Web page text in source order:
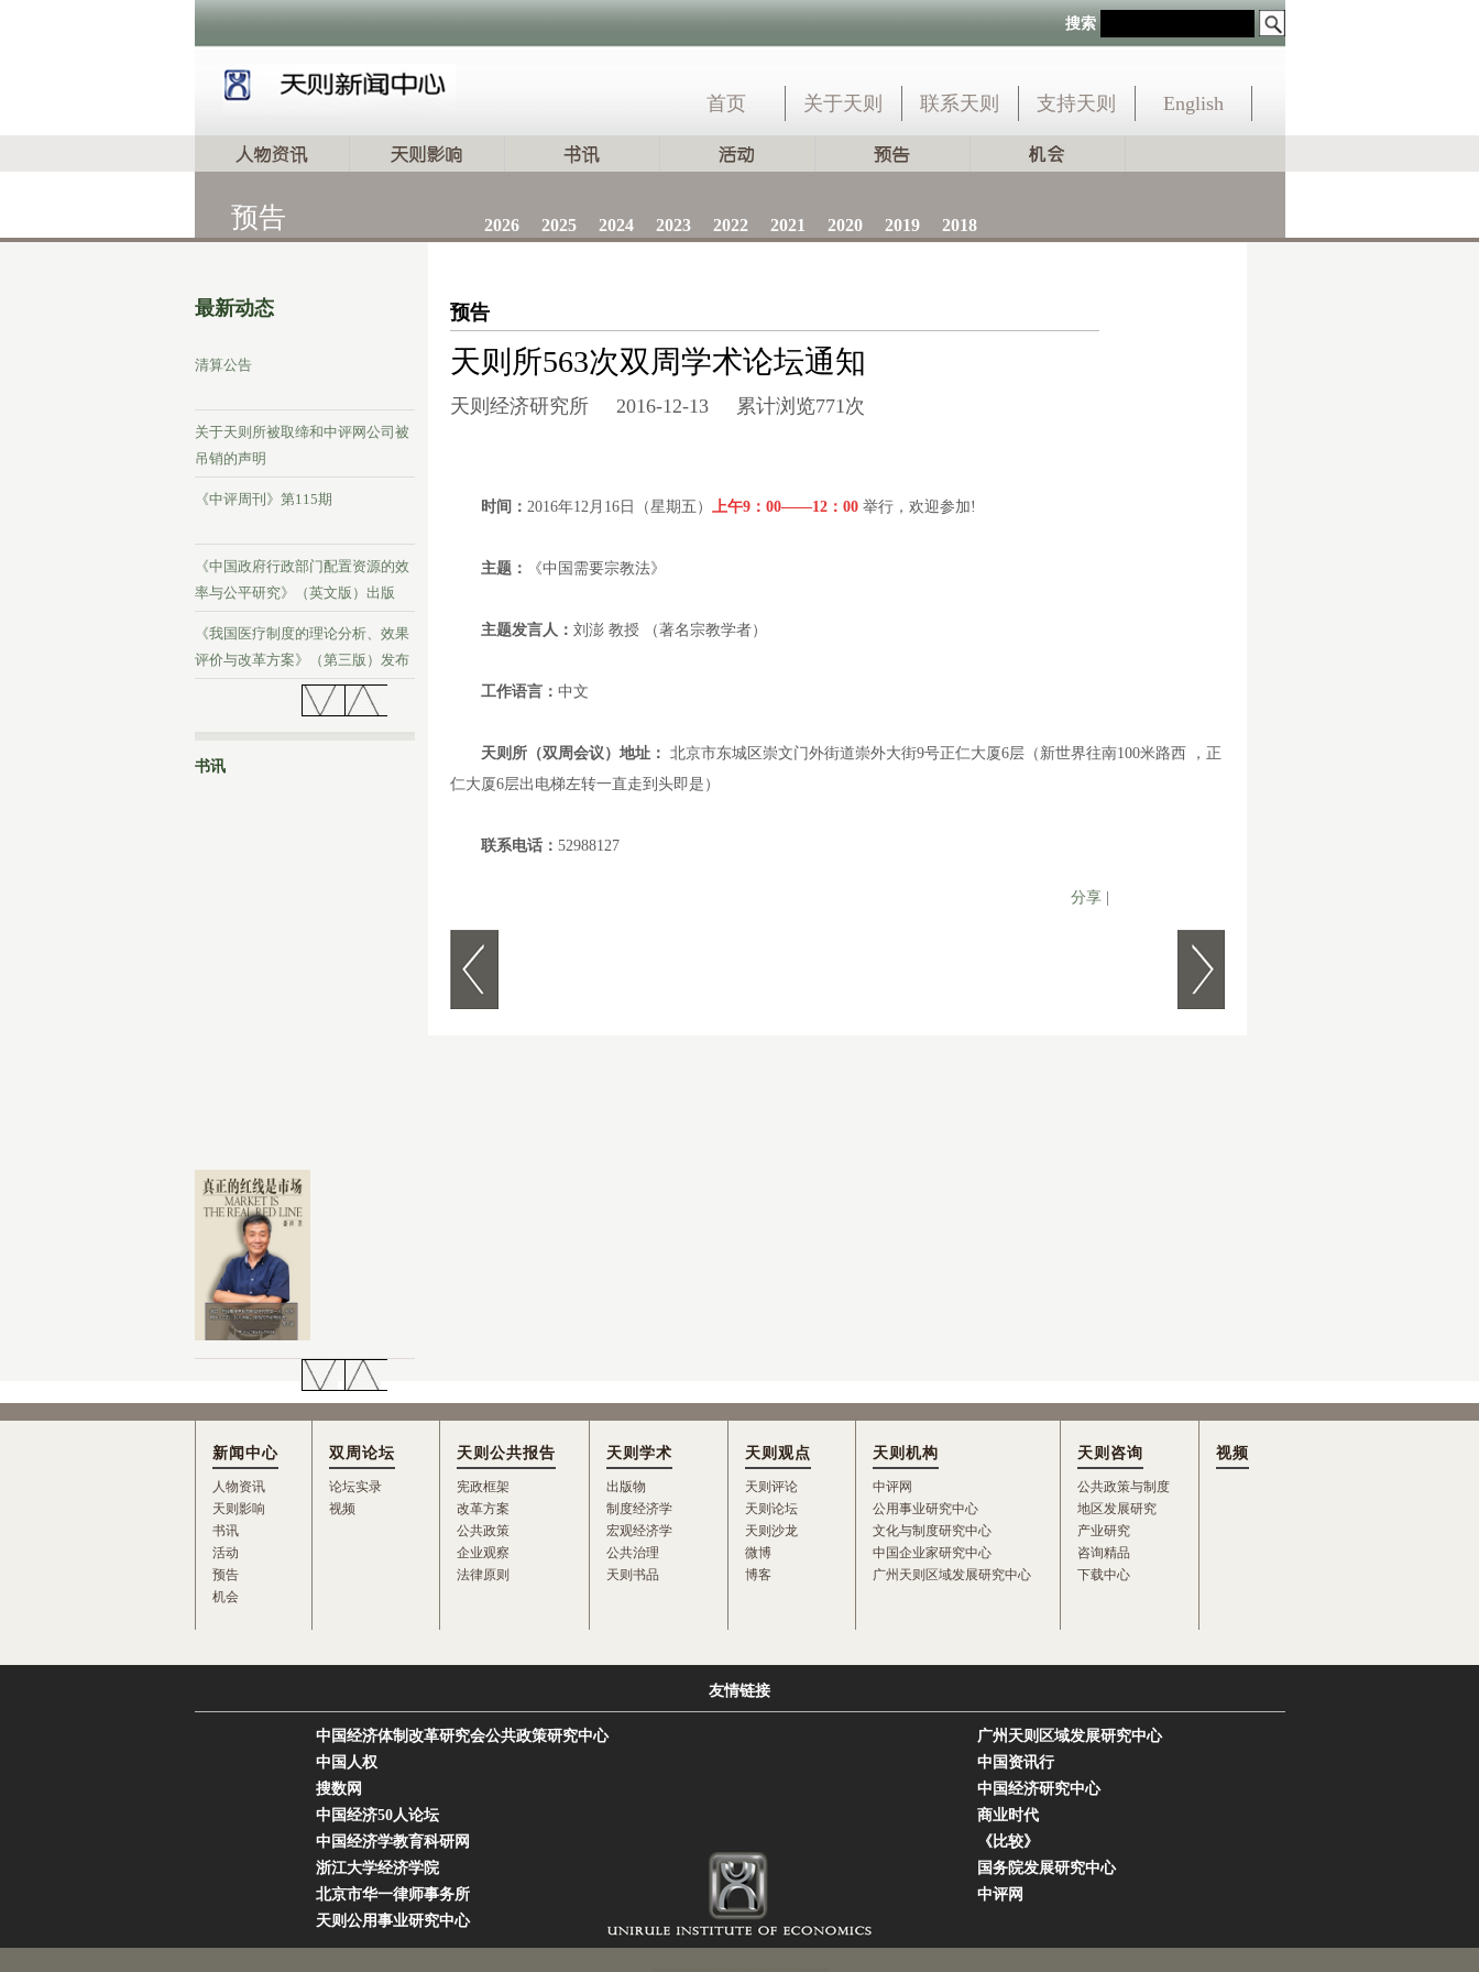
搜索
首页 关于天则 联系天则 支持天则 English
预告 2026 2025 2024 2023 2022 2021 2020 2019 2018
最新动态
清算公告
关于天则所被取缔和中评网公司被
吊销的声明
《中评周刊》第115期
《中国政府行政部门配置资源的效
率与公平研究》（英文版）出版
《我国医疗制度的理论分析、效果
评价与改革方案》（第三版）发布
《中评周刊》第114期
书讯
预告
天则所563次双周学术论坛通知
天则经济研究所 2016-12-13 累计浏览771次
时间： 2016年12月 16日（星期五） 上午9：00——12：00 举行，欢迎参加!
主题： 《中国需要宗教法》
主题发言人： 刘澎 教授 （著名宗教学者）
工作语言： 中文
天则所（双周会议）地址： 北京市东城区崇文门外街道崇外大街9号正仁大厦6层（新世界往南100米路西 ，正
仁大厦6层出电梯左转一直走到头即是）
联系电话： 52988127
分享
新闻中心
人物资讯
天则影响
书讯
活动
预告
机会
双周论坛
论坛实录
视频
天则公共报告
宪政框架
改革方案
公共政策
企业观察
法律原则
天则学术
出版物
制度经济学
宏观经济学
公共治理
天则书品
天则观点
天则评论
天则论坛
天则沙龙
微博
博客
天则机构
中评网
公用事业研究中心
文化与制度研究中心
中国企业家研究中心
广州天则区域发展研究中心
天则咨询
公共政策与制度
地区发展研究
产业研究
咨询精品
下载中心
视频
友情链接
中国经济体制改革研究会公共政策研究中心
广州天则区域发展研究中心
中国人权
中国资讯行
搜数网
中国经济研究中心
中国经济50人论坛
商业时代
中国经济学教育科研网
《比较》
浙江大学经济学院
国务院发展研究中心
北京市华一律师事务所
中评网
天则公用事业研究中心